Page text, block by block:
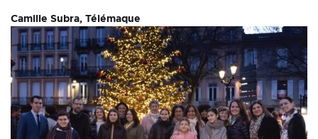
Camille Subra, Télémaque